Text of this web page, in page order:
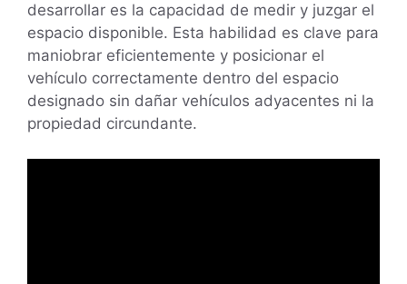
desarrollar es la capacidad de medir y juzgar el
espacio disponible. Esta habilidad es clave para
maniobrar eficientemente y posicionar el
vehículo correctamente dentro del espacio
designado sin dañar vehículos adyacentes ni la
propiedad circundante.